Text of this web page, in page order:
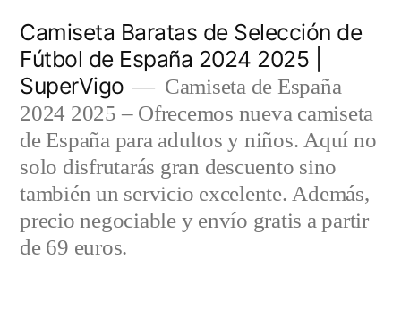
contenido
Camiseta Baratas de Selección de
Fútbol de España 2024 2025 |
SuperVigo
Camiseta de España
2024 2025 – Ofrecemos nueva camiseta
de España para adultos y niños. Aquí no
solo disfrutarás gran descuento sino
también un servicio excelente. Además,
precio negociable y envío gratis a partir
de 69 euros.